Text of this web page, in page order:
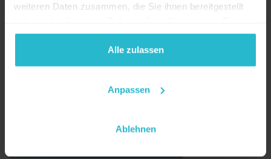
weiteren Daten zusammen, die Sie ihnen bereitgestellt
gesammelt haben.
Alle zulassen
Anpassen
Ablehnen